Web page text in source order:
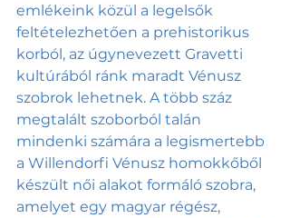
emlékeink közül a legelsők
feltételezhetően a prehistorikus
korból, az úgynevezett Gravetti
kultúrából ránk maradt Vénusz
szobrok lehetnek. A több száz
megtalált szoborból talán
mindenki számára a legismertebb
a Willendorfi Vénusz homokkőből
készült női alakot formáló szobra,
amelyet egy magyar régész,